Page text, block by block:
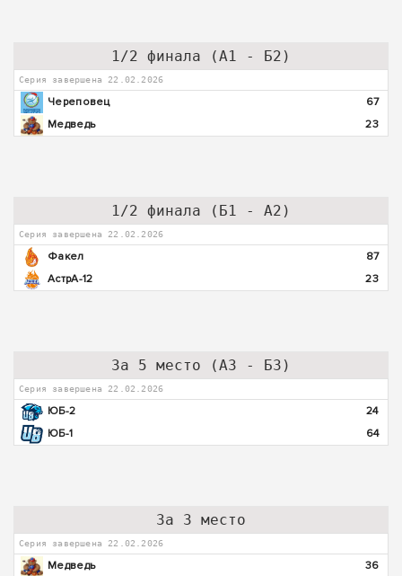
1/2 финала (А1 - Б2)
Серия завершена 22.02.2026
Череповец
67
Медведь
23
1/2 финала (Б1 - А2)
Серия завершена 22.02.2026
Факел
87
АстрА-12
23
За 5 место (А3 - Б3)
Серия завершена 22.02.2026
ЮБ-2
24
ЮБ-1
64
За 3 место
Серия завершена 22.02.2026
Медведь
36